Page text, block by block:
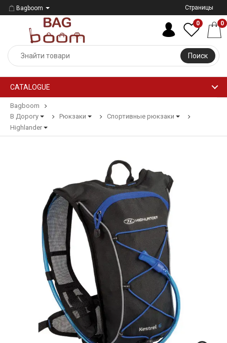
Bagboom Страницы
Поиск
0 0
CATALOGUE
Bagboom
В Дорогу
Рюкзаки
Спортивные рюкзаки
Highlander